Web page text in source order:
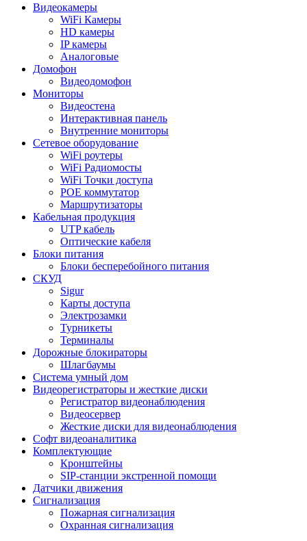
Видеокамеры
WiFi Камеры
HD камеры
IP камеры
Аналоговые
Домофон
Видеодомофон
Мониторы
Видеостена
Интерактивная панель
Внутренние мониторы
Сетевое оборудование
WiFi роутеры
WiFi Радиомосты
WiFi Точки доступа
POE коммутатор
Маршрутизаторы
Кабельная продукция
UTP кабель
Оптические кабеля
Блоки питания
Блоки бесперебойного питания
СКУД
Sigur
Карты доступа
Электрозамки
Турникеты
Терминалы
Дорожные блокираторы
Шлагбаумы
Cистема умный дом
Видеорегистраторы и жесткие диски
Регистратор видеонаблюдения
Видеосервер
Жесткие диски для видеонаблюдения
Софт видеоаналитика
Комплектующие
Кронштейны
SIP-станции экстренной помощи
Датчики движения
Сигнализация
Пожарная сигнализация
Охранная сигнализация